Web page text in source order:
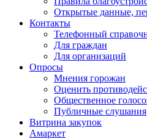
Открытые данные,
Контакты
Телефонный
Для граждан
Для организаций
Опросы
Мнения горожан
Оценить
Общественное
Публичные слушания
Витрина закупок
Амаркет